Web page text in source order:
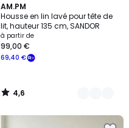
AM.PM
Housse en lin lavé pour tête de
lit, hauteur 135 cm, SANDOR
à partir de
69,40 €
99,00 €
4,6
/ 5
3
Couleurs
4,6
/